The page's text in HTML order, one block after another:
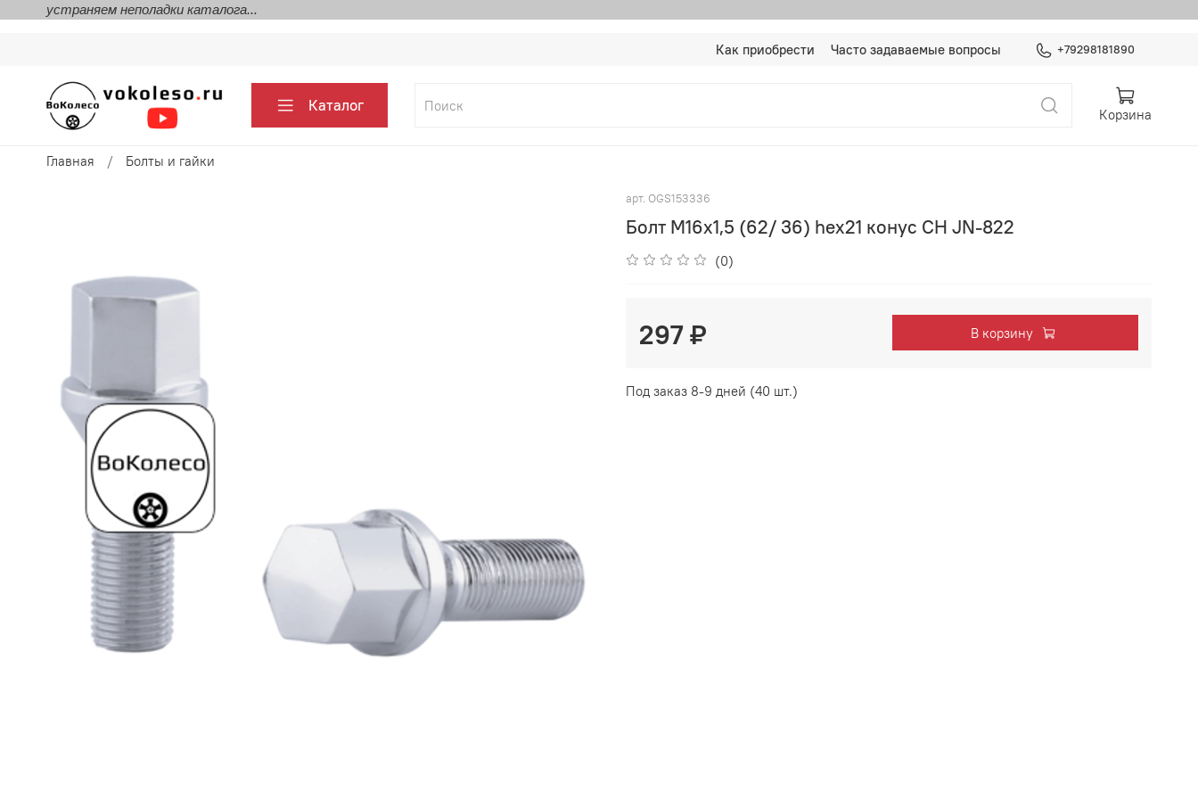
устраняем неполадки каталога...
Как приобрести Часто задаваемые вопросы +79298181890
Каталог Корзина
Главная Болты и гайки
арт. OGS153336
Болт M16x1,5 (62/ 36) hex21 конус CH JN-822
(0)
297 ₽ В корзину
Под заказ 8-9 дней (40 шт.)